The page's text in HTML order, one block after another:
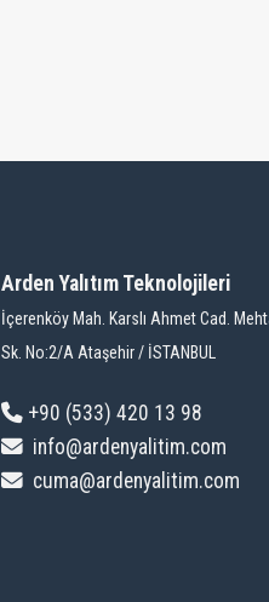
Arden Yalıtım Teknolojileri
İçerenköy Mah. Karslı Ahmet Cad.
Sk. No:2/A Ataşehir / İSTANBUL
+90 (533) 420 13 98
info@ardenyalitim.com
cuma@ardenyalitim.com